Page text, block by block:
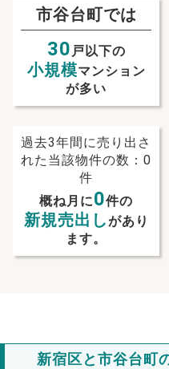
NEW!
市谷台町では
30 戸以下の
小規模マンション
が多い
過去3年間に売り出さ
れた当該物件の数：0
件
概ね月に0件の
新規売出しがあり
ます。
新宿区と市谷台町